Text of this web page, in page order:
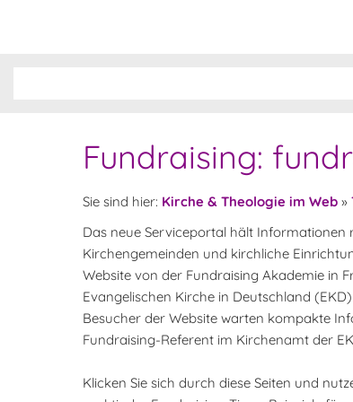
Fundraising:
Sie sind hier: Kirche & Theologie im Web »
Das neue Serviceportal hält
Kirchengemeinden und kirchliche
Website von der Fundraising Akademie in
Evangelischen Kirche in Deutschland
Besucher der Website warten kompakte
Fundraising-Referent im Kirchenamt der
Klicken Sie sich durch diese Seiten und